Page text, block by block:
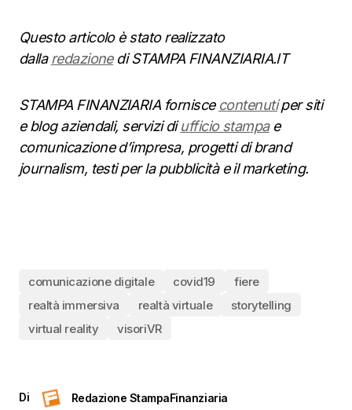
Questo articolo è stato realizzato
dallaredazionedi STAMPA FINANZIARIA.IT
STAMPA FINANZIARIA fornisce contenutiper siti
e blog aziendali, servizi diufficio stampae
comunicazione d’impresa, progetti di brand
journalism, testi per la pubblicità e il marketing.
comunicazione digitale covid19
fiere
realtà immersiva
realtà virtuale
storytelling
virtual reality
visoriVR
Di
Redazione StampaFinanziaria